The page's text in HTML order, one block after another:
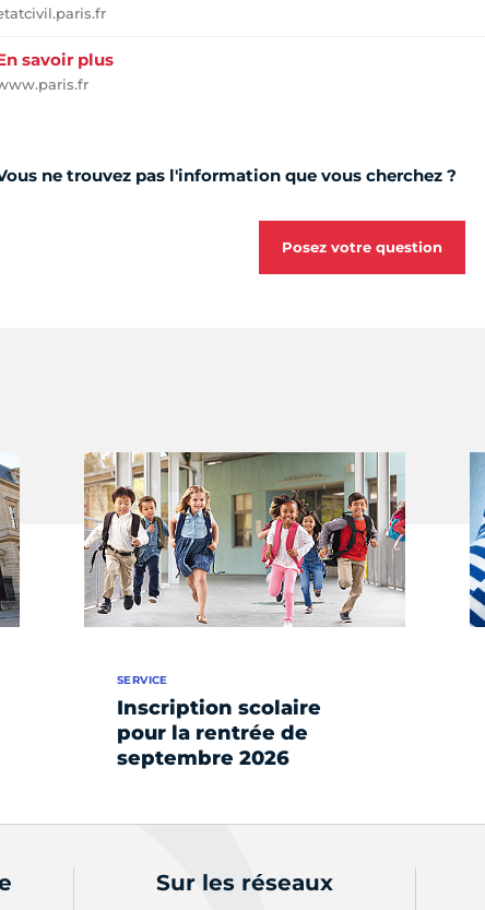
savoir plus
ne trouvez pas l'information que vous cherchez ?
Posez votre question
Inscription scolaire
pour la rentrée de
septembre 2026
SERVICE
Sur les réseaux